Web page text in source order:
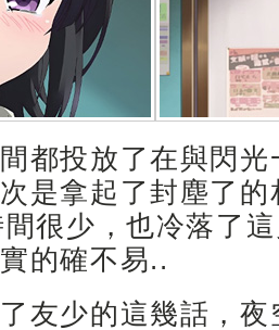
都投放了在與閃
是拿起了封塵了
很少，也冷落了
的確不易..
友少的這幾話，